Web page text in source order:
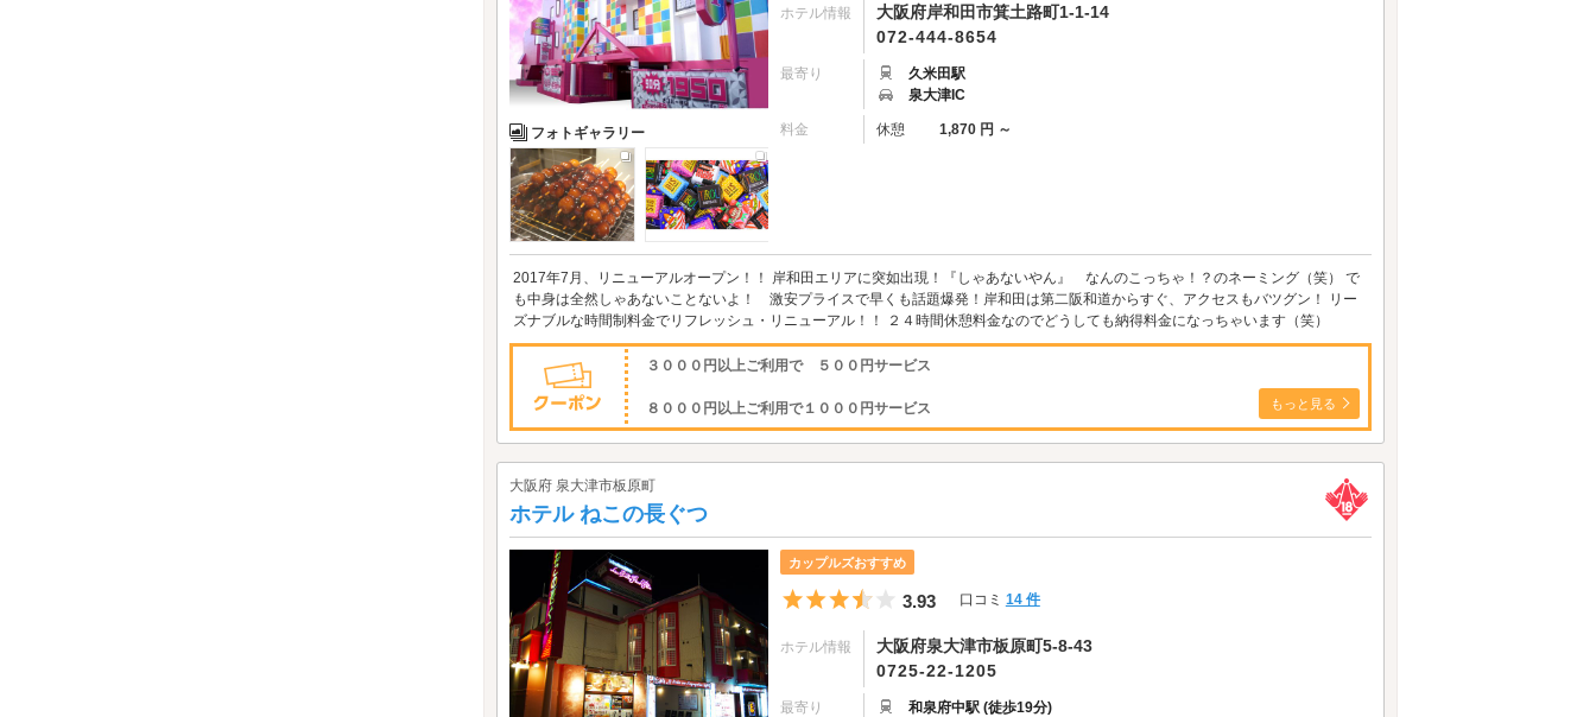
フォトギャラリー
ホテル情報
大阪府岸和田市箕土路町1-1-14
072-444-8654
最寄り
久米田駅
泉大津IC
料金 休憩 1,870 円 ～
2017年7月、リニューアルオープン！！ 岸和田エリアに突如出現！『しゃあないやん』 なんのこっちゃ！？のネーミング（笑） で
も中身は全然しゃあないことないよ！ 激安プライスで早くも話題爆発！岸和田は第二阪和道からすぐ、アクセスもバツグン！ リー
ズナブルな時間制料金でリフレッシュ・リニューアル！！ ２４時間休憩料金なのでどうしても納得料金になっちゃいます（笑）
３０００円以上ご利用で ５００円サービス
８０００円以上ご利用で１０００円サービス もっと見る
大阪府 泉大津市板原町
ホテル ねこの長ぐつ
カップルズおすすめ
5つ星のうち3.5
3.93 口コミ 14 件
ホテル情報
大阪府泉大津市板原町5-8-43
0725-22-1205
最寄り
和泉府中駅 (徒歩19分)